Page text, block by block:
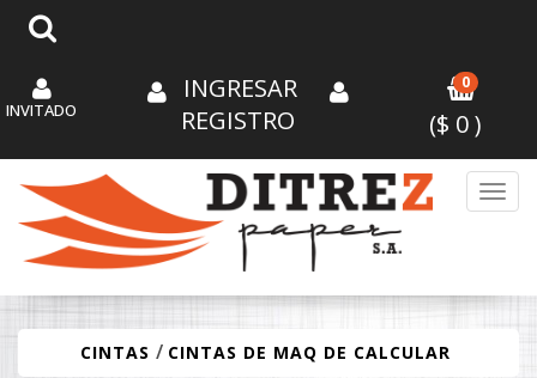
INVITADO
INGRESAR
REGISTRO
0
($ 0)
CINTAS / CINTAS DE MAQ DE CALCULAR